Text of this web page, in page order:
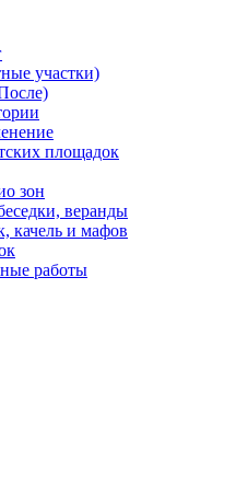
участки)
площадок
зон
веранды
качель и мафов
работы